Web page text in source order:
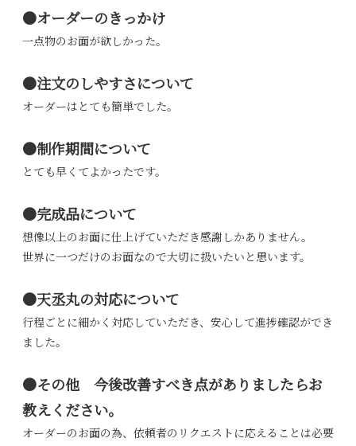
●オーダーのきっかけ
一点物のお面が欲しかった。
●注文のしやすさについて
オーダーはとても簡単でした。
●制作期間について
とても早くてよかったです。
●完成品について
想像以上のお面に仕上げていただき感謝しかありません。
世界に一つだけのお面なので大切に扱いたいと思います。
●天丞丸の対応について
行程ごとに細かく対応していただき、安心して進捗確認ができ
ました。
●その他 今後改善すべき点がありましたらお
教えください。
オーダーのお面の為、依頼者のリクエストに応えることは必要